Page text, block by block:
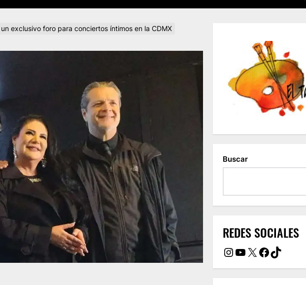
exclusivo foro para conciertos íntimos en la CDMX
Buscar
REDES SOCIALES
Instagram
YouTube
X Facebook
TikTok